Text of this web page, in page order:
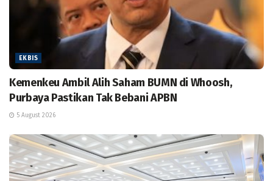
EKBIS
Kemenkeu Ambil Alih Saham BUMN di Whoosh,
Purbaya Pastikan Tak Bebani APBN
5 August 2026